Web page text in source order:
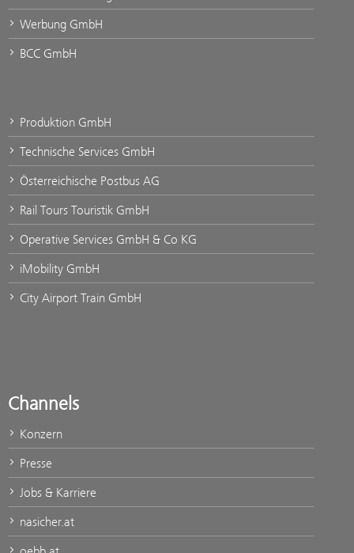
Werbung GmbH
BCC GmbH
Produktion GmbH
Technische Services GmbH
Österreichische Postbus AG
Rail Tours Touristik GmbH
Operative Services GmbH & Co KG
iMobility GmbH
City Airport Train GmbH
Channels
Konzern
Presse
Jobs & Karriere
nasicher.at